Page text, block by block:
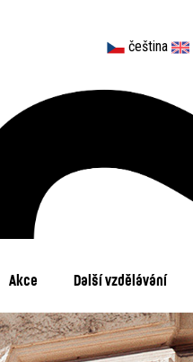
čeština
Akce Další vzdělávání